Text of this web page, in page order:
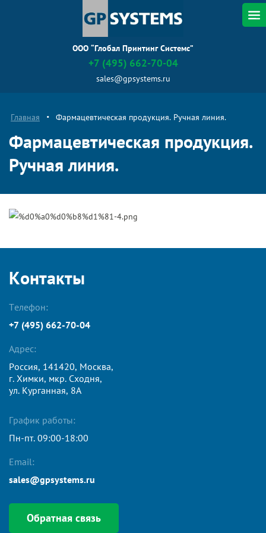
OOO “Глобал Принтинг Системс”
+7 (495) 662-70-04
sales@gpsystems.ru
Главная • Фармацевтическая продукция. Ручная линия.
Фармацевтическая продукция.
Ручная линия.
Контакты
Телефон:
+7 (495) 662-70-04
Адрес:
Россия, 141420, Москвa,
г. Химки, мкр. Сходня,
ул. Курганная, 8А
График работы:
Пн-пт. 09:00-18:00
Email:
sales@gpsystems.ru
Обратная связь